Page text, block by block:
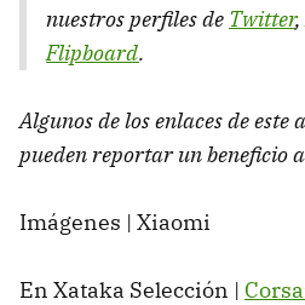
nuestros perfiles de Twitter,
Flipboard.
Algunos de los enlaces de
pueden reportar un beneficio
Imágenes | Xiaomi
En Xataka Selección |